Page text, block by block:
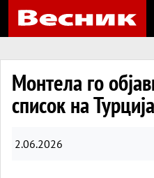
Монтела го
список на
2.06.2026